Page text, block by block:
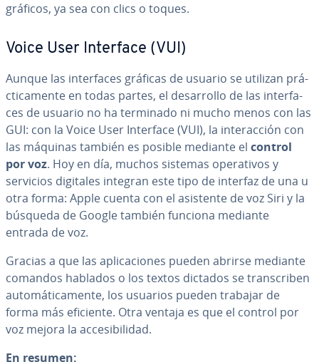
gráficos, ya sea con clics o toques.
Voice User Interface (VUI)
Aunque las in­te­r­fa­ces gráficas de usuario se utilizan prá­
c­ti­ca­me­n­te en todas partes, el de­sa­rro­llo de las in­te­r­fa­
ces de usuario no ha terminado ni mucho menos con las
GUI: con la Voice User Interface (VUI), la in­ter­ac­ción con
las máquinas también es posible mediante el control
por voz. Hoy en día, muchos sistemas ope­ra­ti­vos y
servicios digitales integran este tipo de interfaz de una u
otra forma: Apple cuenta con el asistente de voz Siri y la
búsqueda de Google también funciona mediante
entrada de voz.
Gracias a que las apli­ca­cio­nes pueden abrirse mediante
comandos hablados o los textos dictados se tra­n­s­cri­ben
au­to­má­ti­ca­me­n­te, los usuarios pueden trabajar de
forma más eficiente. Otra ventaja es que el control por
voz mejora la ac­ce­si­bi­li­dad.
En resumen: